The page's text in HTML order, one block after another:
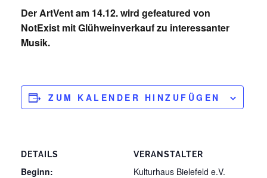
Der ArtVent am 14.12. wird gefeatured von
NotExist mit Glühweinverkauf zu interessanter
Musik.
ZUM KALENDER HINZUFÜGEN
DETAILS
Beginn:
VERANSTALTER
Kulturhaus Bielefeld e.V.